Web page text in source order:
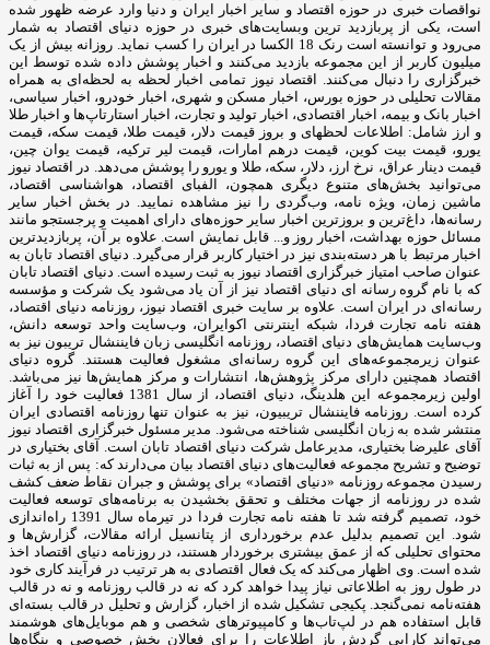
نواقصات خبری در حوزه اقتصاد و سایر اخبار ایران و دنیا وارد عرضه ظهور شده
است، یکی از پربازدید ترین وبسایت‌های خبری در حوزه دنیای اقتصاد به شمار
می‌رود و توانسته است رنک 18 الکسا در ایران را کسب نماید. روزانه بیش از یک
میلیون کاربر از این مجموعه بازدید می‌کنند و اخبار پوشش داده شده توسط این
خبرگزاری را دنبال می‌کنند. اقتصاد نیوز تمامی اخبار لحظه به لحظه‌ای به همراه
مقالات تحلیلی در حوزه بورس، اخبار مسکن و شهری، اخبار خودرو، اخبار سیاسی،
اخبار بانک و بیمه، اخبار اقتصادی، اخبار تولید و تجارت، اخبار استارتاپ‌ها و اخبار طلا
و ارز شامل: اطلاعات لحظهای و بروز قیمت دلار، قیمت طلا، قیمت سکه، قیمت
یورو، قیمت بیت کوین، قیمت درهم امارات، قیمت لیر ترکیه، قیمت یوان چین،
قیمت دینار عراق، نرخ ارز، دلار، سکه، طلا و یورو را پوشش می‌دهد. در اقتصاد نیوز
می‌توانید بخش‌های متنوع دیگری همچون، الفبای اقتصاد، هواشناسی اقتصاد،
ماشین زمان، ویژه نامه، وب‌گردی را نیز مشاهده نمایید. در بخش اخبار سایر
رسانه‌ها، داغ‌ترین و بروزترین اخبار سایر حوزه‌های دارای اهمیت و پرجستجو مانند
مسائل حوزه بهداشت، اخبار روز و... قابل نمایش است. علاوه بر آن، پربازدیدترین
اخبار مرتبط با هر دسته‌بندی نیز در اختیار کاربر قرار می‌گیرد. دنیای اقتصاد تابان به
عنوان صاحب امتیاز خبرگزاری اقتصاد نیوز به ثبت رسیده است. دنیای اقتصاد تابان
که با نام گروه رسانه ای دنیای اقتصاد نیز از آن یاد می‌شود یک شرکت و مؤسسه
رسانه‌ای در ایران است. علاوه بر سایت خبری اقتصاد نیوز، روزنامه دنیای اقتصاد،
هفته ‌نامه تجارت فردا، شبکه اینترنتی اکوایران، وب‌سایت واحد توسعه دانش،
وب‌سایت همایش‌های دنیای اقتصاد، روزنامه انگلیسی ‌زبان فایننشال تریبون نیز به
عنوان زیرمجموعه‌های این گروه رسانه‌ای مشغول فعالیت هستند. گروه دنیای
اقتصاد همچنین دارای مرکز پژوهش‌ها، انتشارات و مرکز همایش‌ها نیز می‌باشد.
اولین زیرمجموعه این هلدینگ، دنیای اقتصاد، از سال 1381 فعالیت خود را آغاز
کرده است. روزنامه فایننشال تریبیون، نیز به عنوان تنها روزنامه اقتصادی ایران
منتشر شده به زبان انگلیسی شناخته می‌شود. مدیر مسئول خبرگزاری اقتصاد نیوز
آقای علیرضا بختیاری، مدیرعامل شرکت دنیای اقتصاد تابان است. آقای بختیاری در
توضیح و تشریح مجموعه فعالیت‌های دنیای اقتصاد بیان می‌دارند که: پس از به ثبات
رسیدن مجموعه روزنامه «دنیای اقتصاد» برای پوشش و جبران نقاط ضعف کشف
شده در روزنامه از جهات مختلف و تحقق بخشیدن به برنامه‌های توسعه فعالیت
خود، تصمیم گرفته شد تا هفته نامه تجارت فردا در تیرماه سال 1391 راه‌اندازی
شود. این تصمیم بدلیل عدم برخورداری از پتانسیل ارائه مقالات، گزارش‌ها و
محتوای تحلیلی که از عمق بیشتری برخوردار هستند، در روزنامه دنیای اقتصاد اخذ
شده است. وی اظهار می‌کند که یک فعال اقتصادی به هر ترتیب در فرآیند کاری خود
در طول روز به اطلاعاتی نیاز پیدا خواهد کرد که نه در قالب روزنامه و نه در قالب
هفته‌نامه نمی‌گنجد. پکیجی تشکیل شده از اخبار، گزارش و تحلیل در قالب بسته‌ای
قابل استفاده هم در لپ‌تاب‌ها و کامپیوترهای شخصی و هم موبایل‌های هوشمند
می‌تواند کارایی گردش باز اطلاعات را برای فعالان بخش خصوصی و بنگاه‌ها